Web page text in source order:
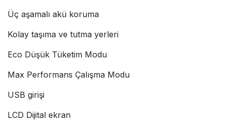
Üç aşamalı akü koruma
Kolay taşıma ve tutma yerleri
Eco Düşük Tüketim Modu
Max Performans Çalışma Modu
USB girişi
LCD Dijital ekran